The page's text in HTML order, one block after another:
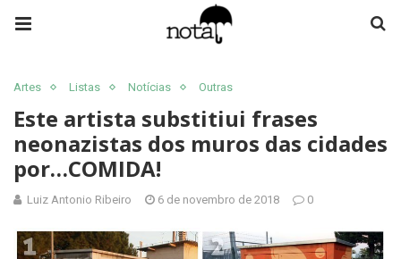
Artes Listas Notícias Outras
Este artista substitiui frases
neonazistas dos muros das cidades
por…COMIDA!
Luiz Antonio Ribeiro 6 de novembro de 2018 0